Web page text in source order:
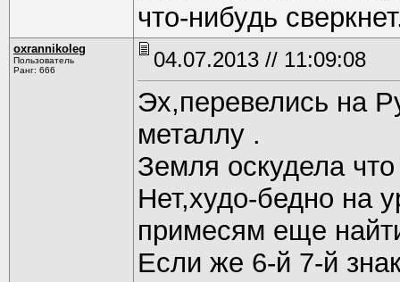
что-нибудь
oxrannikoleg
Пользователь
Ранг: 666
04.07.2013 // 11:09:08
Эх,перевелись на
металлу .
Земля оскудела
Нет,худо-бедно на
примесям еще
Если же 6-й 7-й